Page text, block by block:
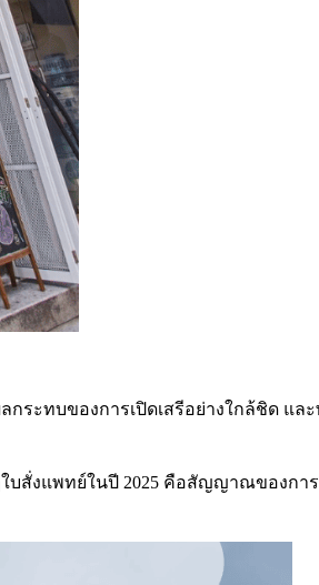
ระทบของการเปิดเสรีอย่างใกล้ชิด
บสั่งแพทย์ในปี 2025 คือสัญญาณของก